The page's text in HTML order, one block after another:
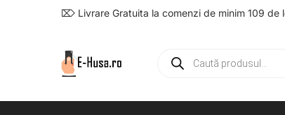
⌦ Livrare Gratuita la comenzi de minim 109 de